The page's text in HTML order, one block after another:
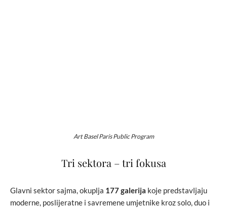
Art Basel Paris Public Program
Tri sektora – tri fokusa
Glavni sektor sajma, okuplja 177 galerija koje predstavljaju
moderne, poslijeratne i savremene umjetnike kroz solo, duo i